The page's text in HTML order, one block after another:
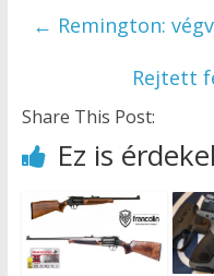
← Remington:
Rejtett
Share This Post:
Ez is